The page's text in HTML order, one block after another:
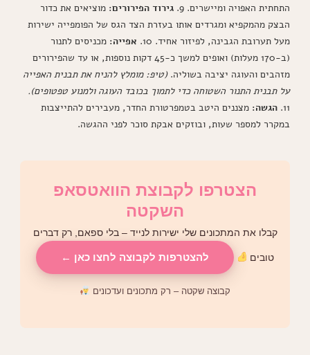
התחתית האפויה ומיישרים. 9.
גירוד הפירורים: מוציאים את כדור
הבצק מהמקפיא ומגרדים אותו בעזרת הצד הגס של הפומפייה ישירות
מעל תערובת הגבינה, לפיזור אחיד. 10.
אפייה: מכניסים לתנור
(ב-170 מעלות) ואופים למשך כ-45 דקות נוספות, או עד שהפירורים
מזהבים והעוגה יציבה בשוליה.(טיפ: מומלץ להניח את תבנית האפייה
על תבנית התנור השטוחה כדי לתמוך בכובד העוגה ולמנוע טפטופים).
11. הגשה: מצננים היטב בטמפרטורת החדר, מעבירים להתייצבות
במקרר למספר שעות, ובוזקים אבקת סוכר לפני ההגשה.
הצטרפו לקבוצת הוואטסאפ
השקטה
קבלו את המתכונים שלי ישירות לנייד – בלי ספאם, רק דברים
טובים להצטרפות לקבוצה לחצו כאן ←
קבוצה שקטה – רק מתכונים ועדכונים